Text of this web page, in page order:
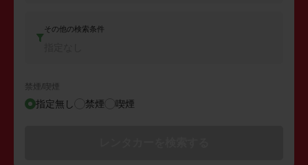
その他の検索条件
禁煙/喫煙
指定無し 禁煙 喫煙